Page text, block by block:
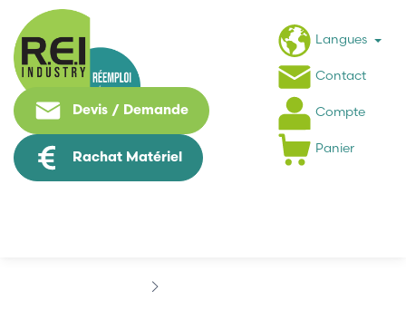
Devis / Demande
Rachat Matériel
Langues
Contact
Compte
Panier